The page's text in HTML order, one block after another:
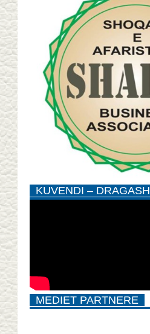
KUVENDI – DRAGASH
MEDIET PARTNERE